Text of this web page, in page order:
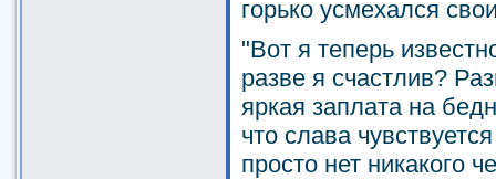
горько усмехался
"Вот я теперь
разве я счастлив?
яркая заплата на
что слава
просто нет никакого